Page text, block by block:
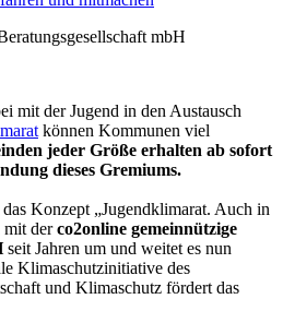
mbH
mit der Jugend in den Austausch
können Kommunen viel
jeder Größe erhalten ab sofort
dieses Gremiums.
Konzept „Jugendklimarat. Auch in
mit derco2online gemeinnützige
seit Jahren um und weitet es nun
Klimaschutzinitiative des
und Klimaschutz fördert das